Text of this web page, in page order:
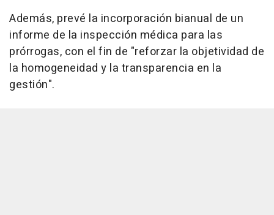
Además, prevé la incorporación bianual de un
informe de la inspección médica para las
prórrogas, con el fin de "reforzar la objetividad de
la homogeneidad y la transparencia en la
gestión".